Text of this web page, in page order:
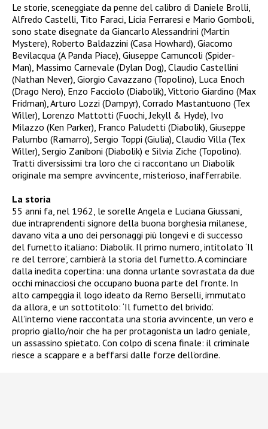
Le storie, sceneggiate da penne del calibro di Daniele Brolli,
Alfredo Castelli, Tito Faraci, Licia Ferraresi e Mario Gomboli,
sono state disegnate da Giancarlo Alessandrini (Martin
Mystere), Roberto Baldazzini (Casa Howhard), Giacomo
Bevilacqua (A Panda Piace), Giuseppe Camuncoli (Spider-
Man), Massimo Carnevale (Dylan Dog), Claudio Castellini
(Nathan Never), Giorgio Cavazzano (Topolino), Luca Enoch
(Drago Nero), Enzo Facciolo (Diabolik), Vittorio Giardino (Max
Fridman), Arturo Lozzi (Dampyr), Corrado Mastantuono (Tex
Willer), Lorenzo Mattotti (Fuochi, Jekyll & Hyde), Ivo
Milazzo (Ken Parker), Franco Paludetti (Diabolik), Giuseppe
Palumbo (Ramarro), Sergio Toppi (Giulia), Claudio Villa (Tex
Willer), Sergio Zaniboni (Diabolik) e Silvia Ziche (Topolino).
Tratti diversissimi tra loro che ci raccontano un Diabolik
originale ma sempre avvincente, misterioso, inafferrabile.
La storia
55 anni fa, nel 1962, le sorelle Angela e Luciana Giussani,
due intraprendenti signore della buona borghesia milanese,
davano vita a uno dei personaggi più longevi e di successo
del fumetto italiano: Diabolik. Il primo numero, intitolato ‘Il
re del terrore’, cambierà la storia del fumetto. A cominciare
dalla inedita copertina: una donna urlante sovrastata da due
occhi minacciosi che occupano buona parte del fronte. In
alto campeggia il logo ideato da Remo Berselli, immutato
da allora, e un sottotitolo: ‘Il fumetto del brivido’.
All’interno viene raccontata una storia avvincente, un vero e
proprio giallo/noir che ha per protagonista un ladro geniale,
un assassino spietato. Con colpo di scena finale: il criminale
riesce a scappare e a beffarsi dalle forze dell’ordine.